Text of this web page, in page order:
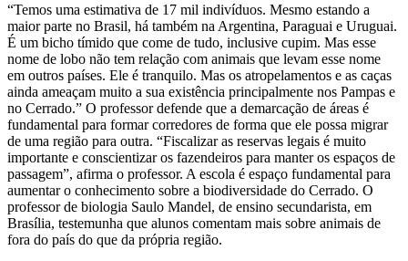
“Temos uma estimativa de 17 mil indivíduos. Mesmo estando a
maior parte no Brasil, há também na Argentina, Paraguai e Uruguai.
É um bicho tímido que come de tudo, inclusive cupim. Mas esse
nome de lobo não tem relação com animais que levam esse nome
em outros países. Ele é tranquilo. Mas os atropelamentos e as caças
ainda ameaçam muito a sua existência principalmente nos Pampas e
no Cerrado.” O professor defende que a demarcação de áreas é
fundamental para formar corredores de forma que ele possa migrar
de uma região para outra. “Fiscalizar as reservas legais é muito
importante e conscientizar os fazendeiros para manter os espaços de
passagem”, afirma o professor. A escola é espaço fundamental para
aumentar o conhecimento sobre a biodiversidade do Cerrado. O
professor de biologia Saulo Mandel, de ensino secundarista, em
Brasília, testemunha que alunos comentam mais sobre animais de
fora do país do que da própria região.